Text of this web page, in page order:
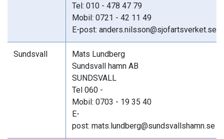
Tel: 010 - 478 47 79
Mobil: 0721 - 42 11 49
E-post: anders.nilsson@sjofartsverket.se
Sundsvall
Mats Lundberg
Sundsvall hamn AB
SUNDSVALL
Tel 060 -
Mobil: 0703 - 19 35 40
E-
post: mats.lundberg@sundsvallshamn.se